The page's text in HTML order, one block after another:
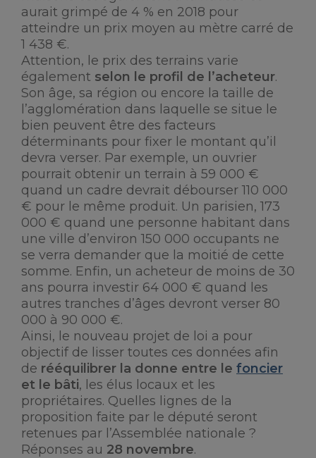
aurait grimpé de 4 % en 2018 pour
atteindre un prix moyen au mètre carré de
1 438 €.
Attention, le prix des terrains varie
également selon le profil de l’acheteur.
Son âge, sa région ou encore la taille de
l’agglomération dans laquelle se situe le
bien peuvent être des facteurs
déterminants pour fixer le montant qu’il
devra verser. Par exemple, un ouvrier
pourrait obtenir un terrain à 59 000 €
quand un cadre devrait débourser 110 000
€ pour le même produit. Un parisien, 173
000 € quand une personne habitant dans
une ville d’environ 150 000 occupants ne
se verra demander que la moitié de cette
somme. Enfin, un acheteur de moins de 30
ans pourra investir 64 000 € quand les
autres tranches d’âges devront verser 80
000 à 90 000 €.
Ainsi, le nouveau projet de loi a pour
objectif de lisser toutes ces données afin
de rééquilibrer la donne entre le foncier
et le bâti, les élus locaux et les
propriétaires. Quelles lignes de la
proposition faite par le député seront
retenues par l’Assemblée nationale ?
Réponses au 28 novembre.